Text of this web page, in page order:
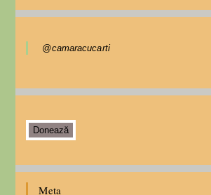
@camaracucarti
Donează
Meta